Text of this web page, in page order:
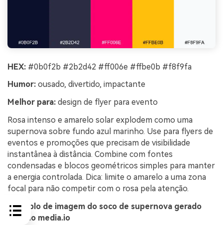
HEX: #0b0f2b #2b2d42 #ff006e #ffbe0b #f8f9fa
Humor: ousado, divertido, impactante
Melhor para: design de flyer para evento
Rosa intenso e amarelo solar explodem como uma
supernova sobre fundo azul marinho. Use para flyers de
eventos e promoções que precisam de visibilidade
instantânea à distância. Combine com fontes
condensadas e blocos geométricos simples para manter
a energia controlada. Dica: limite o amarelo a uma zona
focal para não competir com o rosa pela atenção.
Exemplo de imagem do soco de supernova gerado
usando media.io